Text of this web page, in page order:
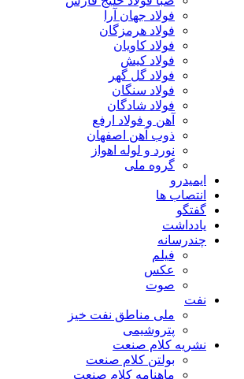
فولاد جهان آرا
فولاد هرمزگان
فولاد کاویان
فولاد کیش
فولاد گل گهر
فولاد سنگان
فولاد شادگان
آهن و فولاد ارفع
ذوب آهن اصفهان
نورد و لوله اهواز
گروه ملی
ایمیدرو
انتصاب ها
گفتگو
یادداشت
چندرسانه
فیلم
عکس
صوت
نفت
ملی مناطق نفت خیز
پتروشیمی
نشریه کلام صنعت
بولتن کلام صنعت
ماهنامه کلام صنعت